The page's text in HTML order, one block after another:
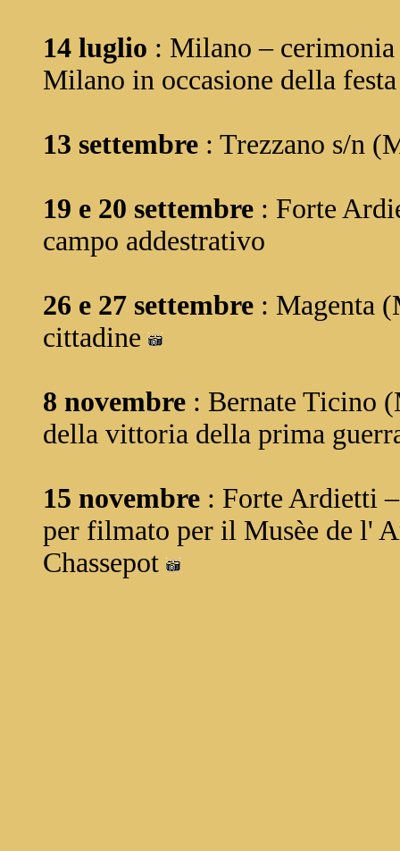
14 luglio : Milano –
Milano in occasione della
13 settembre : Trezzano s/n
19 e 20 settembre : Forte
campo addestrativo
26 e 27 settembre : Magenta
cittadine
8 novembre : Bernate Ticino
della vittoria della prima
15 novembre : Forte Ardietti
per filmato per il Musèe de l'
Chassepot